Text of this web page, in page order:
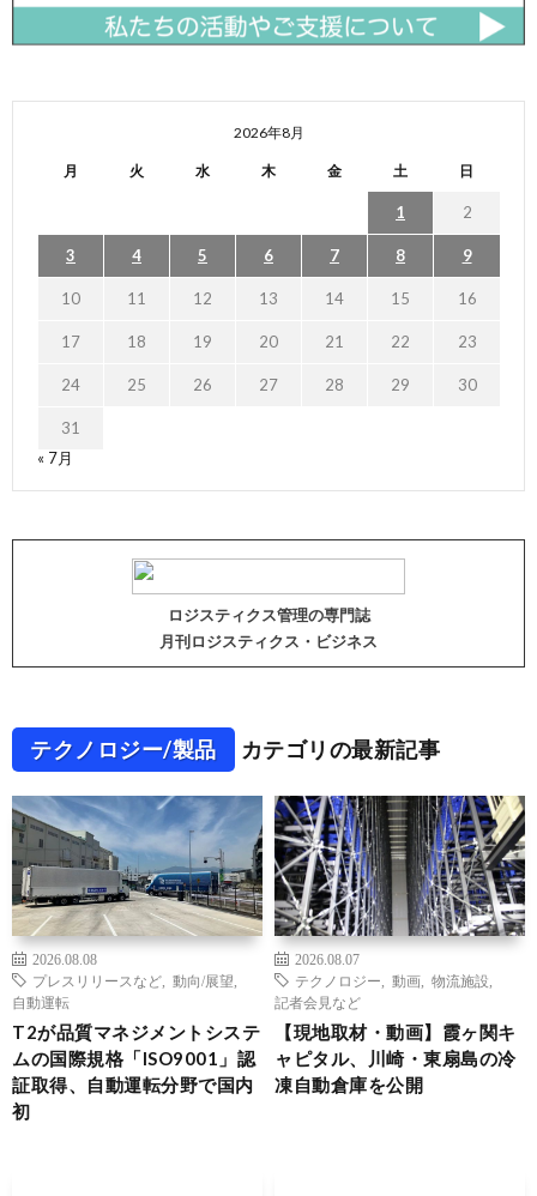
2026年8月
月 火 水 木 金 土 日
1 2
3 4 5 6 7 8 9
10 11 12 13 14 15 16
17 18 19 20 21 22 23
24 25 26 27 28 29 30
31
« 7月
ロジスティクス管理の専門誌
月刊ロジスティクス・ビジネス
テクノロジー/製品 カテゴリの最新記事
2026.08.08
プレスリリースなど
動向/展望
自動運転
T2が品質マネジメントシステ
ムの国際規格「ISO9001」認
証取得、自動運転分野で国内
初
2026.08.07
テクノロジー
動画 物流施設
記者会見など
【現地取材・動画】霞ヶ関キ
ャピタル、川崎・東扇島の冷
凍自動倉庫を公開